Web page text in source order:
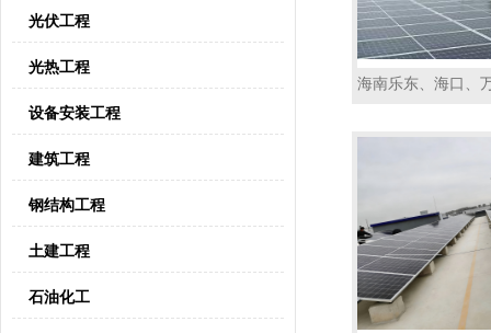
光伏工程
光热工程
设备安装工程
建筑工程
钢结构工程
土建工程
石油化工
海南乐东、海口、